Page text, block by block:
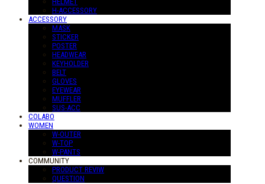
H-ACCESSORY
ACCESSORY
MASK
STICKER
POSTER
HEADWEAR
KEYHOLDER
BELT
GLOVES
EYEWEAR
MUFFLER
SUS-ACC
COLABO
WOMEN
W-OUTER
W-TOP
W-PANTS
COMMUNITY
PRODUCT REVIW
QUESTION